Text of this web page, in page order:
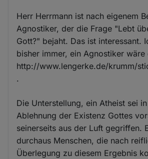
Herr Herrmann ist nach eigenem
Agnostiker, der die Frage "Lebt
Gott?" bejaht. Das ist interessant.
bisher immer, ein Agnostiker wäre
http://www.lengerke.de/krumm/
.
Die Unterstellung, ein Atheist sei
Ablehnung der Existenz Gottes
seinerseits aus der Luft gegriffen.
durchaus Menschen, die nach
Überlegung zu diesem Ergebnis